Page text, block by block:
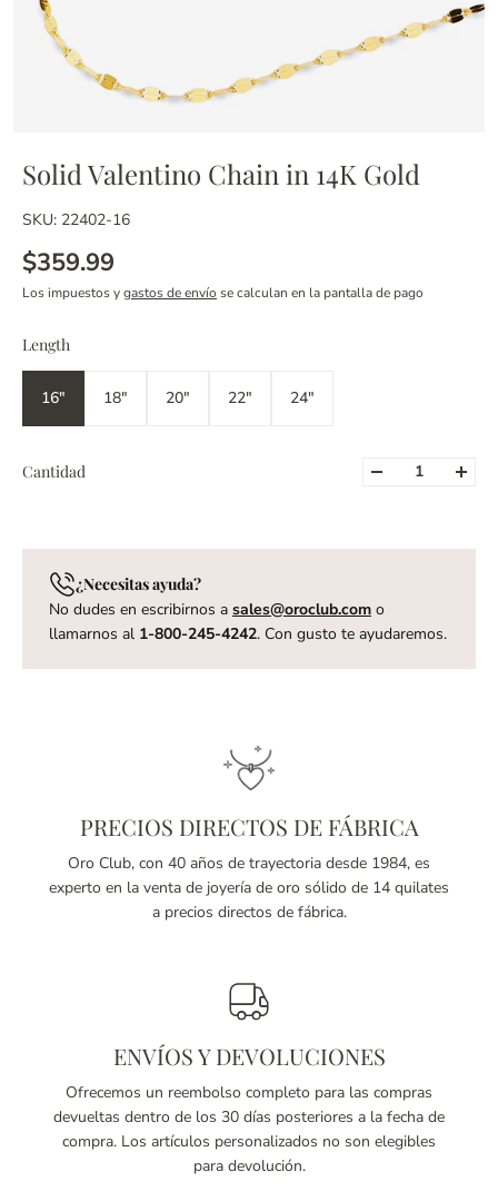
Solid Valentino Chain in 14K Gold
SKU: 22402-16
$359.99
Los impuestos ygastos de envío se calculan en la pantalla de pago
Length
16" 18" 20" 22" 24"
Cantidad
¿Necesitas ayuda?
No dudes en escribirnos a sales@oroclub.com o
llamarnos al 1-800-245-4242. Con gusto te ayudaremos.
PRECIOS DIRECTOS DE FÁBRICA
Oro Club, con 40 años de trayectoria desde 1984, es
experto en la venta de joyería de oro sólido de 14 quilates
a precios directos de fábrica.
ENVÍOS Y DEVOLUCIONES
Ofrecemos un reembolso completo para las compras
devueltas dentro de los 30 días posteriores a la fecha de
compra. Los artículos personalizados no son elegibles
para devolución.